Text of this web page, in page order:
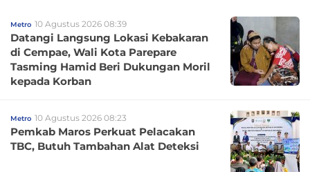
Metro 10 Agustus 2026 08:39
Datangi Langsung Lokasi Kebakaran
di Cempae, Wali Kota Parepare
Tasming Hamid Beri Dukungan Moril
kepada Korban
Metro 10 Agustus 2026 08:23
Pemkab Maros Perkuat Pelacakan
TBC, Butuh Tambahan Alat Deteksi